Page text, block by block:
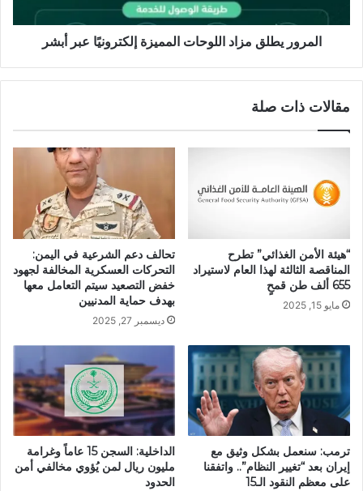
المرور يطلق مزاد اللوحات المميزة إلكترونيًا عبر أبشر
مقالات ذات صلة
“هيئة الأمن الغذائي” تطرح
المناقصة الثالثة لهذا العام لاستيراد
655 ألف طن قمحٍ
مايو 15, 2025
تحالف دعم الشرعية في اليمن:
التحركات العسكرية المخالفة لجهود
خفض التصعيد سيتم التعامل معها
بهدف حماية المدنيين
ديسمبر 27, 2025
ترمب: سنعمل بشكل وثيق مع
إيران بعد “تغيير النظام”.. واتفقنا
على معظم النقود الـ15
الداخلية: السجن 15 عاماً وغرامة
مليون ريال لمن يُؤوي مخالفي أمن
الحدود